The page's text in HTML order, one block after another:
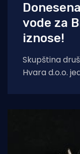
vode za
iznose!
Skupština
Hvara d.o.o.